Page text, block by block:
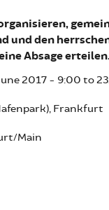
und den
Absage
2017 - 9:00 to
Frankfurt
Main